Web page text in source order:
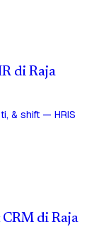
di Raja
& shift — HRIS
CRM di Raja